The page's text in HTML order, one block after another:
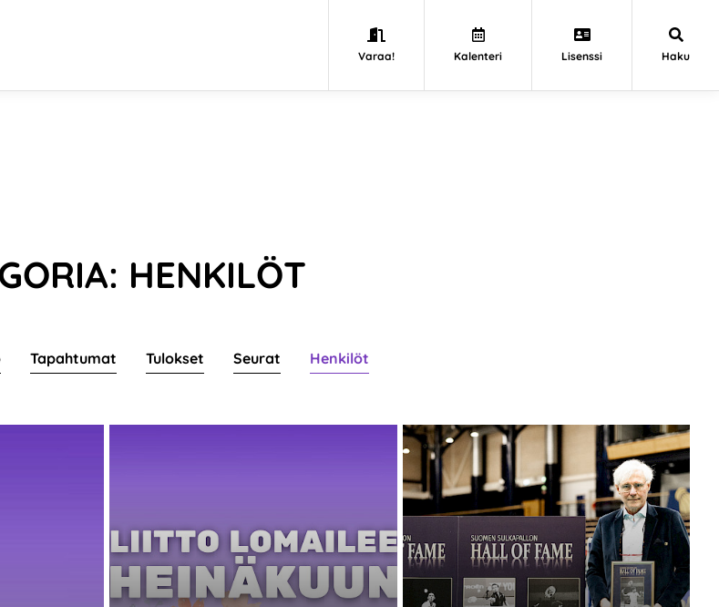
Varaa! Kalenteri Lisenssi Haku
HENKILÖT
Tapahtumat Tulokset Seurat Henkilöt